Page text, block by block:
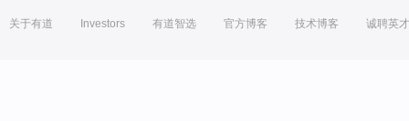
关于有道 Investors 有道智选 官方博客 技术博客 诚聘英才